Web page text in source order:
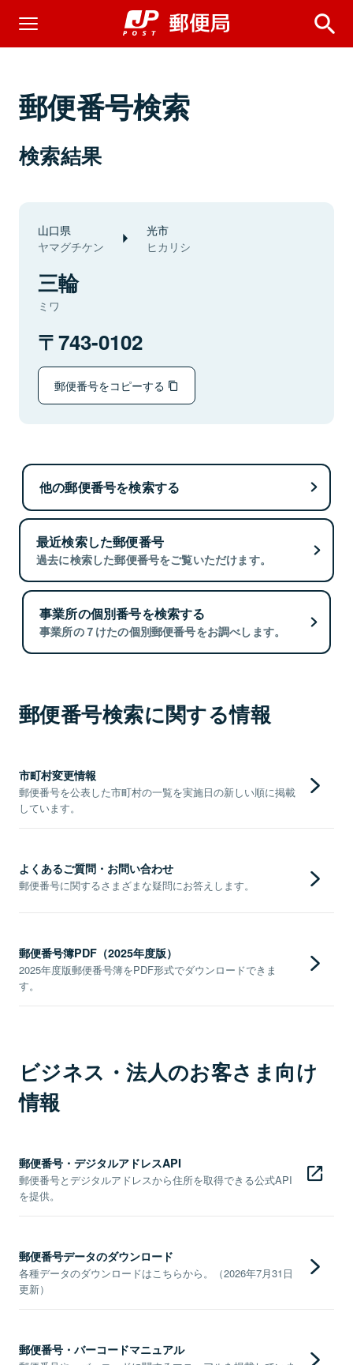
郵便番号検索
検索結果
山口県
ヤマグチケン
光市
ヒカリシ
三輪
ミワ
743-0102
郵便番号をコピーする
他の郵便番号を検索する
最近検索した郵便番号
過去に検索した郵便番号をご覧いただけます。
事業所の個別番号を検索する
事業所の７けたの個別郵便番号をお調べします。
郵便番号検索に関する情報
市町村変更情報
郵便番号を公表した市町村の一覧を実施日の新しい順に掲載
しています。
よくあるご質問・お問い合わせ
郵便番号に関するさまざまな疑問にお答えします。
郵便番号簿PDF（2025年度版）
2025年度版郵便番号簿をPDF形式でダウンロードできま
す。
ビジネス・法人のお客さま向け
情報
郵便番号・デジタルアドレスAPI
郵便番号とデジタルアドレスから住所を取得できる公式API
を提供。
郵便番号データのダウンロード
各種データのダウンロードはこちらから。（2026年7月31日
更新）
郵便番号・バーコードマニュアル